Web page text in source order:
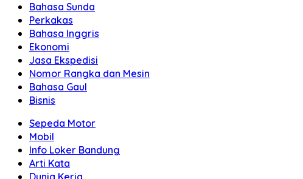
Bahasa Sunda
Perkakas
Bahasa Inggris
Ekonomi
Jasa Ekspedisi
Nomor Rangka dan Mesin
Bahasa Gaul
Bisnis
Sepeda Motor
Mobil
Info Loker Bandung
Arti Kata
Dunia Kerja